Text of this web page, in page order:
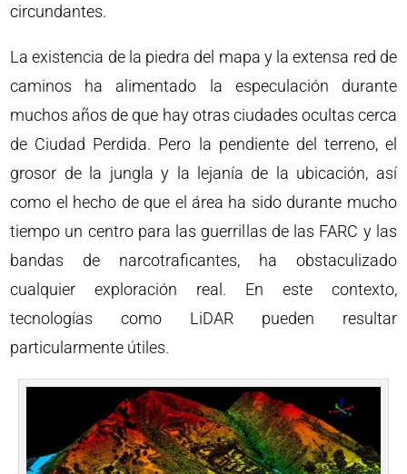
circundantes.
La existencia de la piedra del mapa y la extensa red de
caminos ha alimentado la especulación durante
muchos años de que hay otras ciudades ocultas cerca
de Ciudad Perdida. Pero la pendiente del terreno, el
grosor de la jungla y la lejanía de la ubicación, así
como el hecho de que el área ha sido durante mucho
tiempo un centro para las guerrillas de las FARC y las
bandas de narcotraficantes, ha obstaculizado
cualquier exploración real. En este contexto,
tecnologías como LiDAR pueden resultar
particularmente útiles.